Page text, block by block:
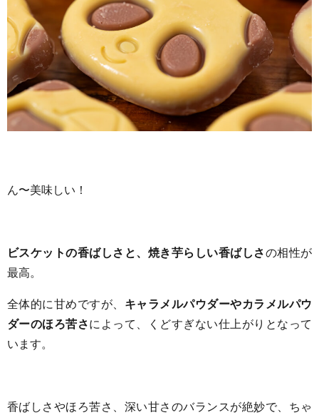
ん〜美味しい！
ビスケットの香ばしさと、焼き芋らしい香ばしさの相性が
最高。
全体的に甘めですが、 キャラメルパウダーやカラメルパウ
ダーのほろ苦さによって、くどすぎない仕上がりとなって
います。
香ばしさやほろ苦さ、深い甘さのバランスが絶妙で、ちゃ